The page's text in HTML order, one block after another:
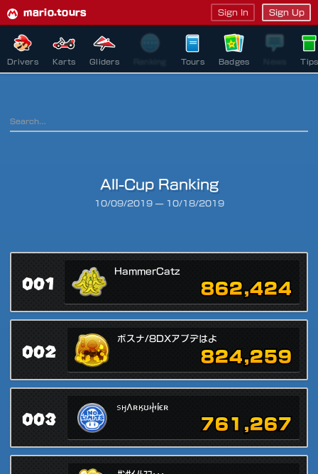
mario.tours Sign In Sign Up
Drivers Karts Gliders Tours Badges Tips
All-Cup Ranking
10/09/2019— 10/18/2019
001
HammerCatz
862,424
002
ボスナ/8DXアプデはよ
824,259
003
᥉ӈɅʀӄʊⴕíϵʀ
761,267